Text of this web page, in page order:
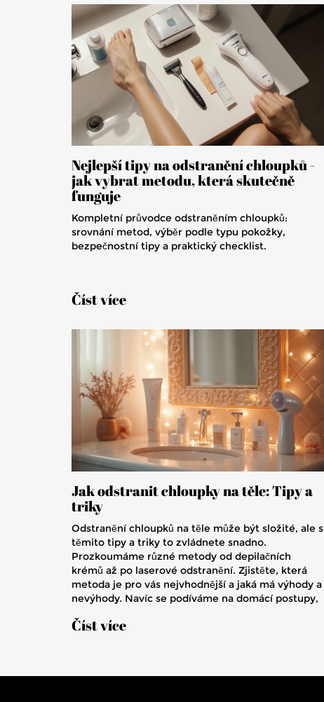
Nejlepší tipy na odstranění chloupků -
jak vybrat metodu, která skutečně
funguje
Kompletní průvodce odstraněním chloupků:
srovnání metod, výběr podle typu pokožky,
bezpečnostní tipy a praktický checklist.
Číst více
Jak odstranit chloupky na těle: Tipy a
triky
Odstranění chloupků na těle může být složité, ale s
těmito tipy a triky to zvládnete snadno.
Prozkoumáme různé metody od depilačních
krémů až po laserové odstranění. Zjistěte, která
metoda je pro vás nejvhodnější a jaká má výhody a
nevýhody. Navíc se podíváme na domácí postupy,
jak se zbavit nežádoucích chloupků efektivně.
Číst více